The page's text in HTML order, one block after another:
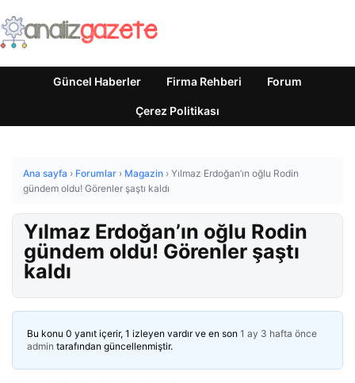
Güncel Haberler Firma Rehberi Forum
Çerez Politikası
Ana sayfa › Forumlar › Magazin › Yılmaz Erdoğan’ın oğlu Rodin
gündem oldu! Görenler şaştı kaldı
Yılmaz Erdoğan’ın oğlu Rodin
gündem oldu! Görenler şaştı
kaldı
Bu konu 0 yanıt içerir, 1 izleyen vardır ve en son 1 ay 3 hafta önce
admin tarafından güncellenmiştir.